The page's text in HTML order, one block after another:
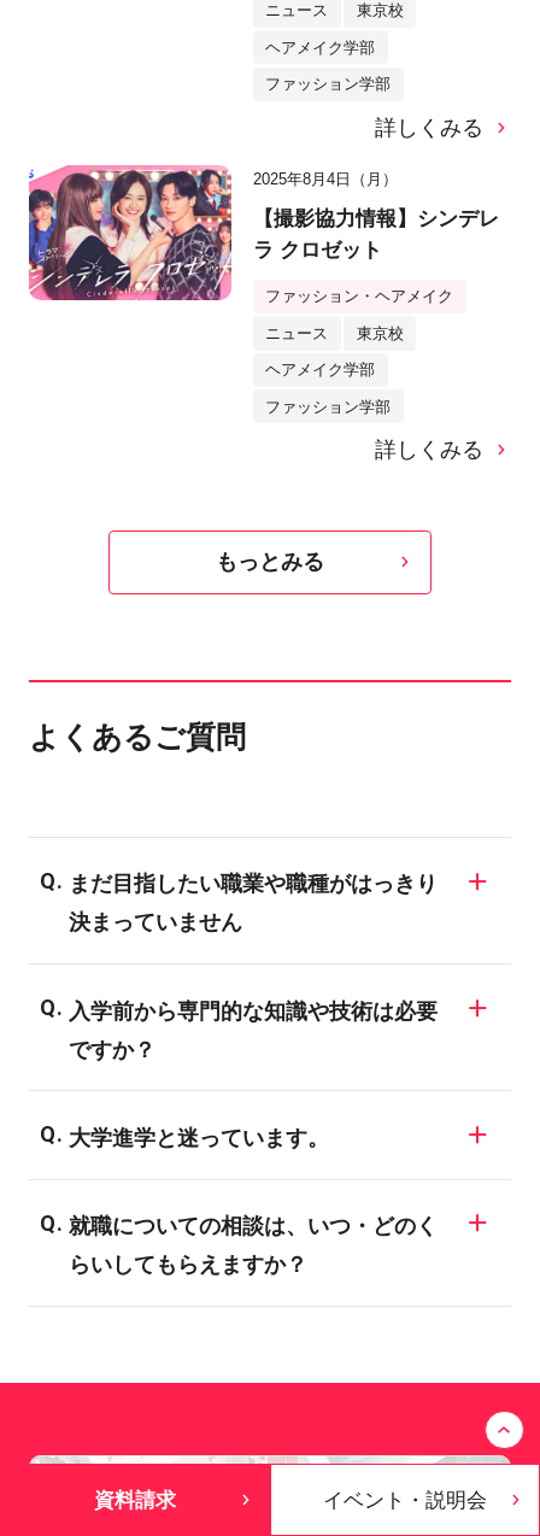
ニュース 東京校
ヘアメイク学部
ファッション学部
詳しくみる
2025年8月4日（月）
【撮影協力情報】シンデレ
ラ クロゼット
ファッション・ヘアメイク
ニュース 東京校
ヘアメイク学部
ファッション学部
詳しくみる
もっとみる
よくあるご質問
まだ目指したい職業や職種がはっきり
決まっていません
で、業界についての知識がない場合、明確
な目標を決められない学生も多いようで
す。バンタンでは業界の仕組みや現状、
様々な職種についてご説明する進路ガイダ
ンスを開催しています。興味のある業界に
ついては、ぜひ専門のスタッフにご相談し
てみてください。
入学前から専門的な知識や技術は必要
ですか？
験者や初心者です。全ての学科・専攻が未
経験者対応のカリキュラムになっており、
専門的な知識や技術は入学後にしっかり学
ぶことができます。
大学進学と迷っています。
の習得」により、自分の関心を深めていく
ことを目標としています。バンタンでは、
「現場実習やインターンシップ、企業・メ
志望業界の専門職に就くための技術習得や
くラインナップされています。目的が異な
るため、どちらに進むかによってその後の
就職についての相談は、いつ・どのく
らいしてもらえますか？
就職活動の準備 2.エントリー 3.会社説明
アドバイスをさせて頂きます。早期に進路
資料請求 イベント・説明会